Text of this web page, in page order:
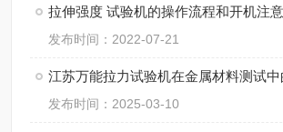
拉伸强度 试验机的操作流程和开机注
发布时间：2022-07-21
江苏万能拉力试验机在金属材料测试中
发布时间：2025-03-10